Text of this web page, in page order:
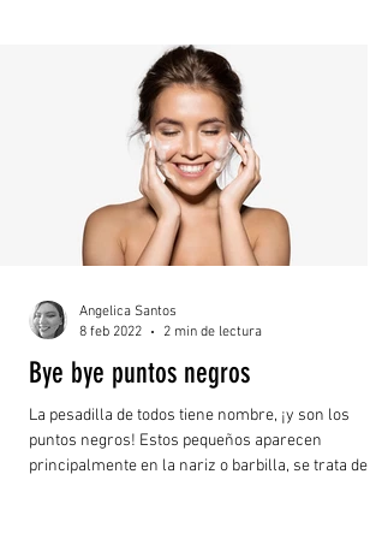
Bye bye puntos negros
La pesadilla de todos tiene nombre, ¡y son los
puntos negros! Estos pequeños aparecen
principalmente en la nariz o barbilla, se trata de...
Angelica Santos
8 feb 2022
2 min de lectura